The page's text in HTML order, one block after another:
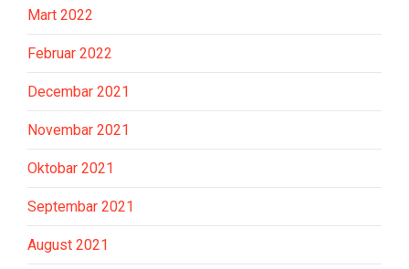
Mart 2022
Februar 2022
Decembar 2021
Novembar 2021
Oktobar 2021
Septembar 2021
August 2021